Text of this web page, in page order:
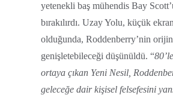
yetenekli baş mühendis Bay
bırakılırdı. Uzay Yolu, küçük
olduğunda, Roddenberry’nin
genişletebileceği düşünüldü. “
ortaya çıkan Yeni Nesil,
geleceğe dair kişisel felsefesini